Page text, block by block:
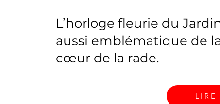
L’horloge fleurie du
aussi emblématique de
cœur de la rade.
LIRE